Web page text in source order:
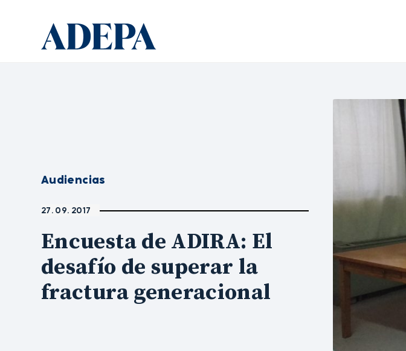
Audiencias
27. 09. 2017
Encuesta de ADIRA: El
desafío de superar la
fractura generacional